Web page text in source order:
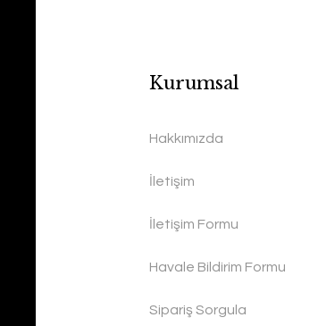
Kurumsal
Hakkımızda
İletişim
İletişim Formu
Havale Bildirim Formu
Sipariş Sorgula